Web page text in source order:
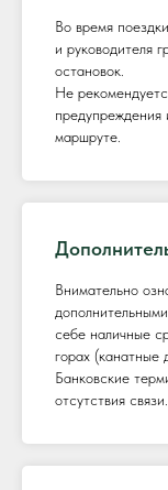
Во время
и руководителя
остановок.
Не
предупреждения
маршруте.
Внимательно
себе наличные
горах (канатные
Банковские
отсутствия связи.